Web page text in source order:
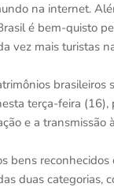
na internet.
é bem-quisto
vez mais turistas
terça-feira
e a
bens
duas categorias,